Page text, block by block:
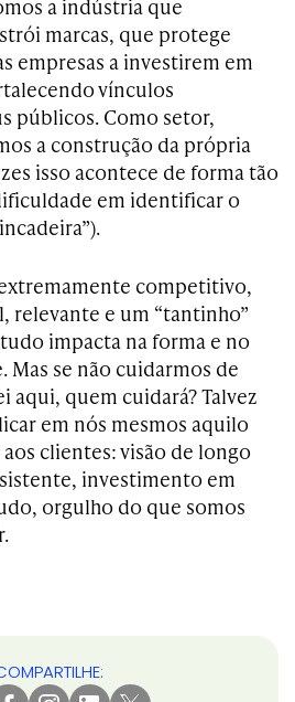
a indústria que
marcas, que protege
empresas a investirem em
vínculos
públicos. Como setor,
a construção da própria
isso acontece de forma tão
em identificar o
competitivo,
relevante e um “tantinho”
impacta na forma e no
Mas se não cuidarmos de
aqui, quem cuidará? Talvez
em nós mesmos aquilo
clientes: visão de longo
investimento em
orgulho do que somos